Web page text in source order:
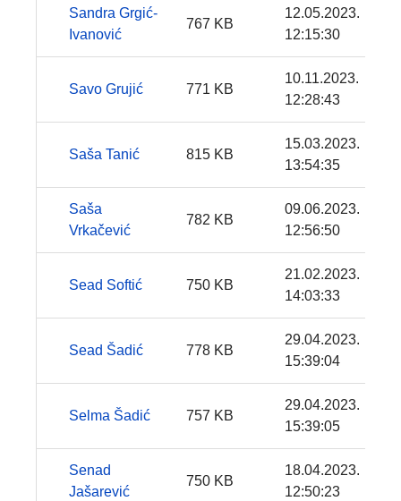
Sandra Grgić-
Ivanović
767 KB
12.05.2023.
12:15:30
Savo Grujić 771 KB
10.11.2023.
12:28:43
Saša Tanić 815 KB
15.03.2023.
13:54:35
Saša
Vrkačević
782 KB
09.06.2023.
12:56:50
Sead Softić 750 KB
21.02.2023.
14:03:33
Sead Šadić 778 KB
29.04.2023.
15:39:04
Selma Šadić 757 KB
29.04.2023.
15:39:05
Senad
Jašarević
750 KB
18.04.2023.
12:50:23